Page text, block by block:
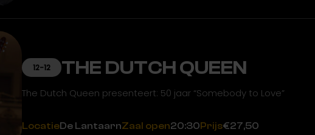
12-12 THE DUTCH QUEEN
The Dutch Queen presenteert: 50 jaar “Somebody to Love”
LocatieDe LantaarnZaal open20:30Prijs€27,50